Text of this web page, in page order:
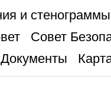
и стенограммы
Совет
Документы